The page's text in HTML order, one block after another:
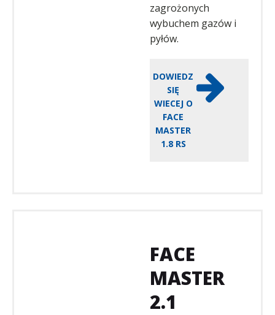
zagrożonych
wybuchem gazów i
pyłów.
DOWIEDZ
SIĘ
WIECEJ O
FACE
MASTER
1.8 RS
FACE
MASTER
2.1